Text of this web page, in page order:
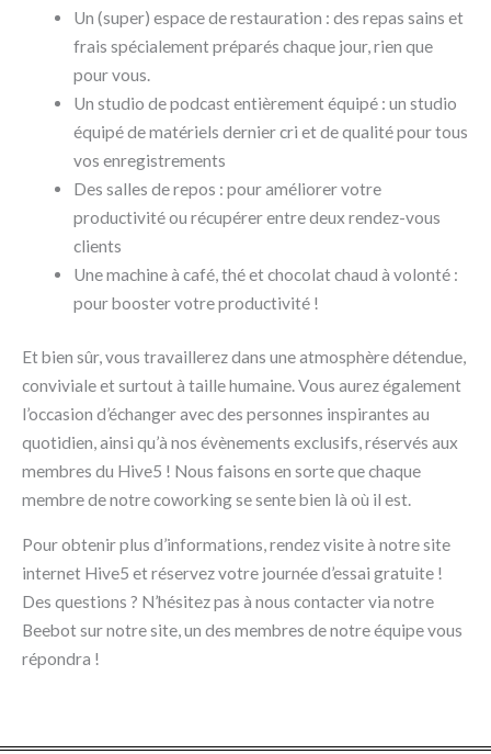
Un (super) espace de restauration : des repas sains et
frais spécialement préparés chaque jour, rien que
pour vous.
Un studio de podcast entièrement équipé : un studio
équipé de matériels dernier cri et de qualité pour tous
vos enregistrements
Des salles de repos : pour améliorer votre
productivité ou récupérer entre deux rendez-vous
clients
Une machine à café, thé et chocolat chaud à volonté :
pour booster votre productivité !
Et bien sûr, vous travaillerez dans une atmosphère détendue,
conviviale et surtout à taille humaine. Vous aurez également
l’occasion d’échanger avec des personnes inspirantes au
quotidien, ainsi qu’à nos évènements exclusifs, réservés aux
membres du Hive5 ! Nous faisons en sorte que chaque
membre de notre coworking se sente bien là où il est.
Pour obtenir plus d’informations, rendez visite à notre site
internet Hive5 et réservez votre journée d’essai gratuite !
Des questions ? N’hésitez pas à nous contacter via notre
Beebot sur notre site, un des membres de notre équipe vous
répondra !